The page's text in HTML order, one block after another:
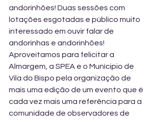
andorinhões! Duas sessões com
lotações esgotadas e público muito
interessado em ouvir falar de
andorinhas e andorinhões!
Aproveitamos para felicitar a
Almargem, a SPEA e o Munícipio de
Vila do Bispo pela organização de
mais uma edição de um evento que é
cada vez mais uma referência para a
comunidade de observadores de